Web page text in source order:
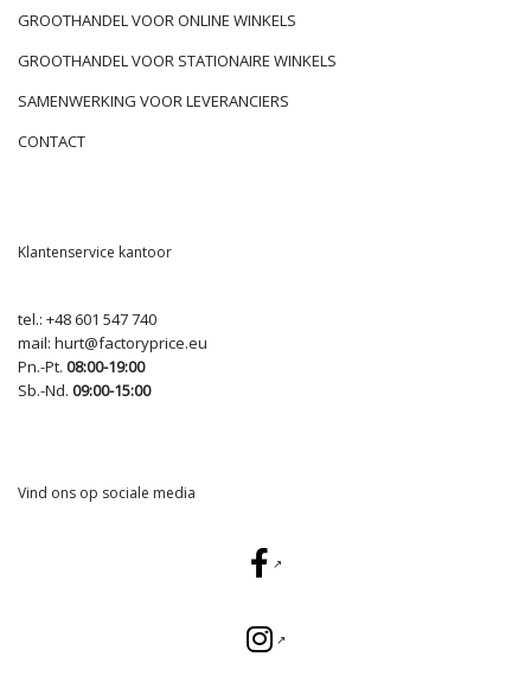
GROOTHANDEL VOOR ONLINE WINKELS
GROOTHANDEL VOOR STATIONAIRE WINKELS
SAMENWERKING VOOR LEVERANCIERS
CONTACT
Klantenservice kantoor
tel.: +48 601 547 740
mail: hurt@factoryprice.eu
Pn.-Pt. 08:00-19:00
Sb.-Nd. 09:00-15:00
Vind ons op sociale media